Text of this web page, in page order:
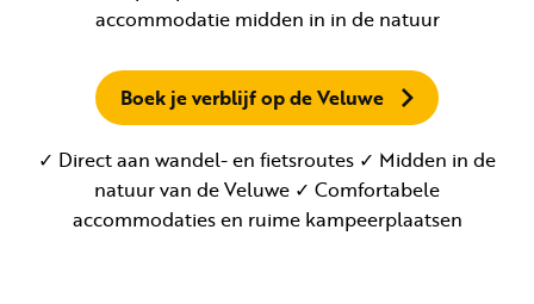
accommodatie midden in in de natuur
Boek je verblijf op de Veluwe
✓ Direct aan wandel- en fietsroutes ✓ Midden in de
natuur van de Veluwe ✓ Comfortabele
accommodaties en ruime kampeerplaatsen